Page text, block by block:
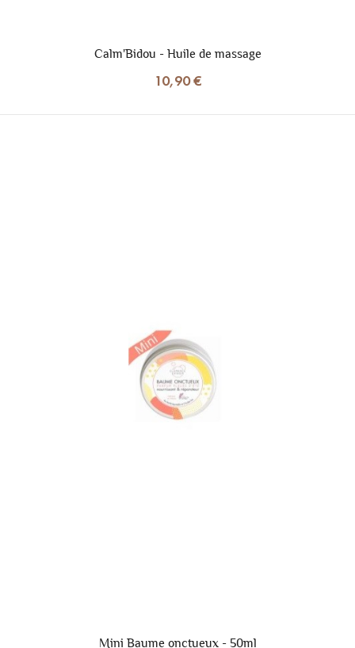
Calm'Bidou - Huile de massage
10,90 €
Mini Baume onctueux - 50ml